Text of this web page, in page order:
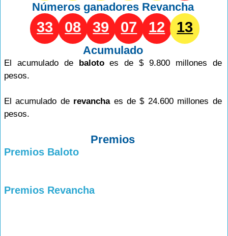
Números ganadores Revancha
33 08 39 07 12 13
Acumulado
El acumulado de balotoes de $ 9.800 millones de
pesos.
El acumulado de revanchaes de $ 24.600 millones de
pesos.
Premios
Premios Baloto
Premios Revancha